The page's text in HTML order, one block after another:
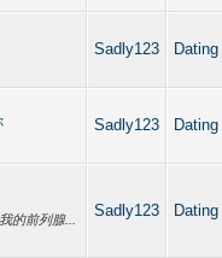
Sadly123
Sadly123
的前列腺...
Sadly123